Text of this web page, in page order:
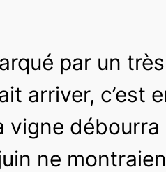
par un
arriver, c’est
vigne
ne